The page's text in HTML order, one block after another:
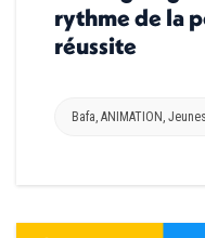
rythme de la
réussite
Bafa, ANIMATION ,